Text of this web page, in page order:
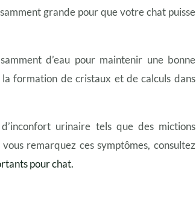
grande pour que votre chat puisse
d’eau pour maintenir une bonne
formation de cristaux et de calculs dans
urinaire tels que des mictions
remarquez ces symptômes, consultez
pour chat.